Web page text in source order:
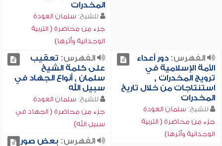
المخدرات
للشيخ: سلمان العودة
جزء من محاضرة ( التربية
الوجدانية وأثرها)
الفهرس:دور أعداء
الأمة الإسلامية في
ترويج المخدرات ,
استنتاجات من خلال تاريخ
المخدرات
للشيخ: سلمان العودة
جزء من محاضرة ( التربية
الوجدانية وأثرها)
الفهرس: تعقيب
على كلمة الشيخ
سلمان , أنواع الجهاد في
سبيل الله
للشيخ: سلمان العودة
جزء من محاضرة ( الجهاد في
سبيل الله)
الفهرس: بعض صور